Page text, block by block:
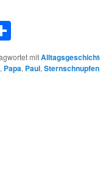
mit
, Papa, Paul, Sternschnupfen